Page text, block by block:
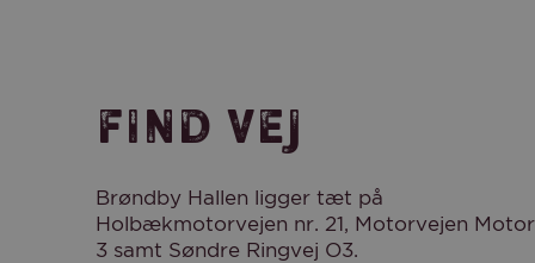
Find vej
Brøndby Hallen ligger tæt på
Holbækmotorvejen nr. 21, Motorvejen
3 samt Søndre Ringvej O3.